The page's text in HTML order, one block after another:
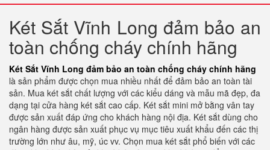
Két Sắt Vĩnh Long đảm bảo an
toàn chống cháy chính hãng
Két Sắt Vĩnh Long đảm bảo an toàn chống cháy chính hãng
là sản phẩm được chọn mua nhiều nhất để đảm bảo an toàn tài
sản. Mua két sắt chất lượng với các kiểu dáng và mẫu mã đẹp, đa
dạng tại cửa hàng két sắt cao cấp. Két sắt mini mở bằng vân tay
được sản xuất đáp ứng cho khách hàng nội địa. Két sắt dùng cho
ngân hàng được sản xuất phục vụ mục tiêu xuất khẩu đến các thị
trường lớn như âu, mỹ, úc vv. Chọn mua két sắt phổ biến với các